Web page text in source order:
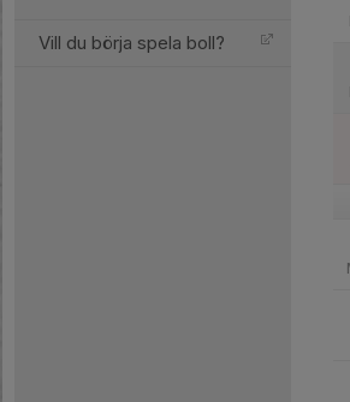
Vill du börja spela boll?